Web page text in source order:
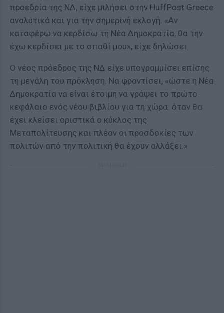
προεδρία της ΝΔ, είχε μιλήσει στην HuffPost Greece
αναλυτικά και για την σημερινή εκλογή. «Αν
καταφέρω να κερδίσω τη Νέα Δημοκρατία, θα την
έχω κερδίσει με το σπαθί μου», είχε δηλώσει.
Ο νέος πρόεδρος της ΝΔ είχε υπογραμμίσει επίσης
τη μεγάλη του πρόκληση. Να φροντίσει, «ώστε η Νέα
Δημοκρατία να είναι έτοιμη να γράψει το πρώτο
κεφάλαιο ενός νέου βιβλίου για τη χώρα: όταν θα
έχει κλείσει οριστικά ο κύκλος της
Μεταπολίτευσης και πλέον οι προσδοκίες των
πολιτών από την πολιτική θα έχουν αλλάξει.»